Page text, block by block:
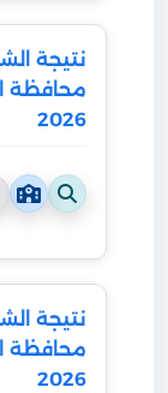
نتيجة
محافظة
2026
نتيجة
محافظة
2026